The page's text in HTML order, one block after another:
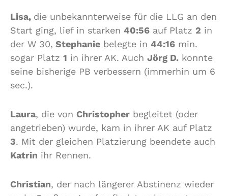
Lisa, die unbekannterweise für die LLG an den
Start ging, lief in starken 40:56 auf Platz 2 in
der W 30, Stephanie belegte in 44:16 min.
sogar Platz 1 in ihrer AK. Auch Jörg D. konnte
seine bisherige PB verbessern (immerhin um 6
sec.).
Laura, die von Christopher begleitet (oder
angetrieben) wurde, kam in ihrer AK auf Platz
3. Mit der gleichen Platzierung beendete auch
Katrin ihr Rennen.
Christian, der nach längerer Abstinenz wieder